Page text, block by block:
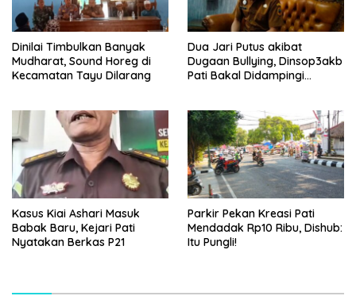
Dinilai Timbulkan Banyak
Mudharat, Sound Horeg di
Kecamatan Tayu Dilarang
Dua Jari Putus akibat
Dugaan Bullying, Dinsop3akb
Pati Bakal Didampingi
Kasus Kiai Ashari Masuk
Babak Baru, Kejari Pati
Nyatakan Berkas P21
Parkir Pekan Kreasi Pati
Mendadak Rp10 Ribu, Dishub:
Itu Pungli!